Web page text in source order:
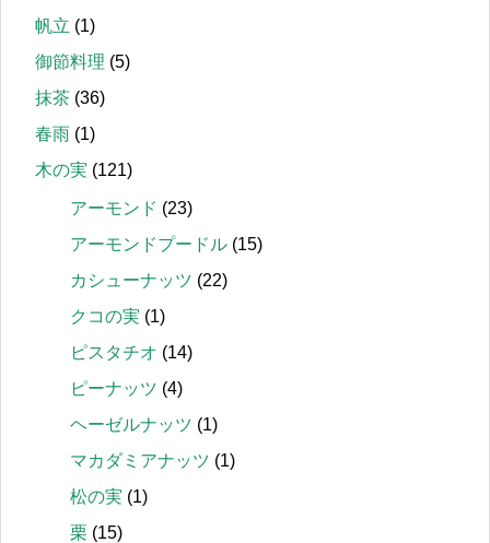
帆立 (1)
御節料理 (5)
抹茶 (36)
春雨 (1)
木の実 (121)
アーモンド (23)
アーモンドプードル (15)
カシューナッツ (22)
クコの実 (1)
ピスタチオ (14)
ピーナッツ (4)
ヘーゼルナッツ (1)
マカダミアナッツ (1)
松の実 (1)
栗 (15)